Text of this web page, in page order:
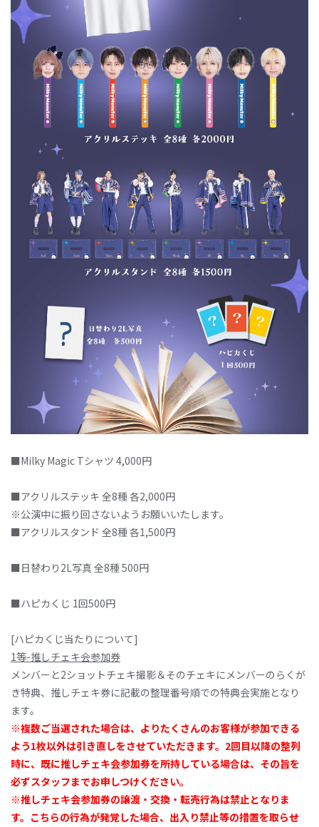
■Milky Magic Tシャツ 4,000円
■アクリルステッキ 全8種 各2,000円
※公演中に振り回さないようお願いいたします。
■アクリルスタンド 全8種 各1,500円
■日替わり2L写真 全8種 500円
■ハピカくじ 1回500円
[ハピカくじ当たりについて]
1等-推しチェキ会参加券
メンバーと2ショットチェキ撮影＆そのチェキにメンバーのらくが
き特典、推しチェキ券に記載の整理番号順での特典会実施となり
ます。
※複数ご当選された場合は、よりたくさんのお客様が参加できる
よう1枚以外は引き直しをさせていただきます。2回目以降の整列
時に、既に推しチェキ会参加券を所持している場合は、その旨を
必ずスタッフまでお申しつけください。
※推しチェキ会参加券の譲渡・交換・転売行為は禁止となりま
す。こちらの行為が発覚した場合、出入り禁止等の措置を取らせ